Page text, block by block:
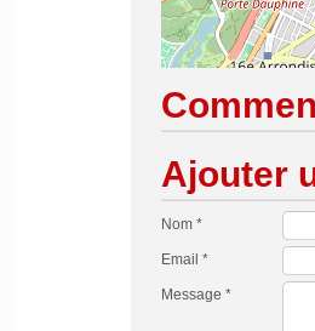
Ajouter
Nom *
Email *
Message *